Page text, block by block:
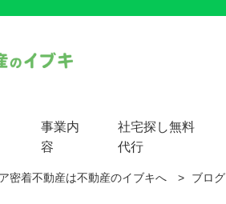
事業内
容
社宅探し無料
代行
密着不動産は不動産のイブキへ > ブログ